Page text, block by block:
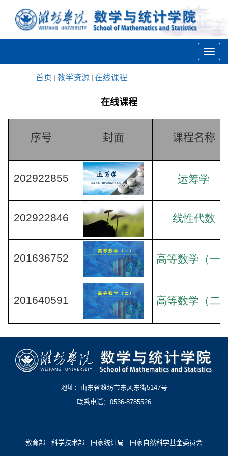
首页 教学资源 在线课程
在线课程
序号 封面 课程名称
202922855 运筹学
202922846 线性代数
201636752 高等数学（一
201640591 高等数学（二
地址：山东省潍坊市东风东街5147号
联系电话：0536-8785526
教育部 科学技术部 国家统计局 国家自然科学基金委员会